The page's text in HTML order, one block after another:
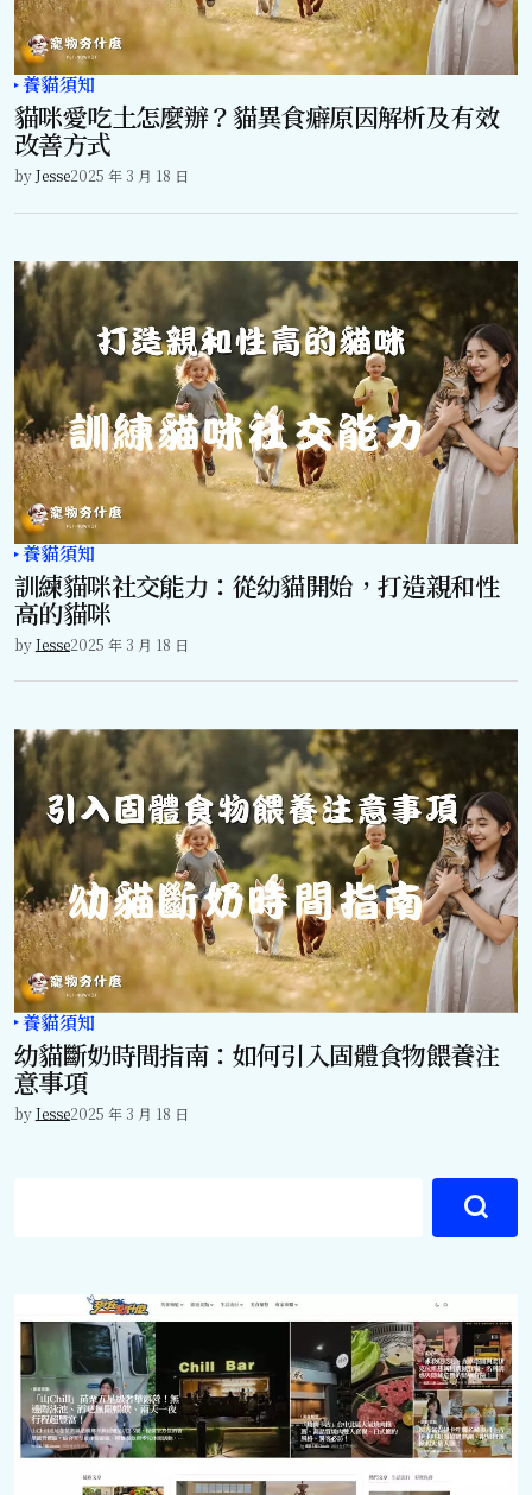
養貓須知
貓咪愛吃土怎麼辦？貓異食癖原因解析及有效
改善方式
byJesse2025 年 3 月 18 日
養貓須知
訓練貓咪社交能力：從幼貓開始，打造親和性
高的貓咪
byJesse2025 年 3 月 18 日
養貓須知
幼貓斷奶時間指南：如何引入固體食物餵養注
意事項
byJesse2025 年 3 月 18 日